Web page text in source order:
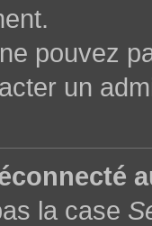
pouvez
un
la case